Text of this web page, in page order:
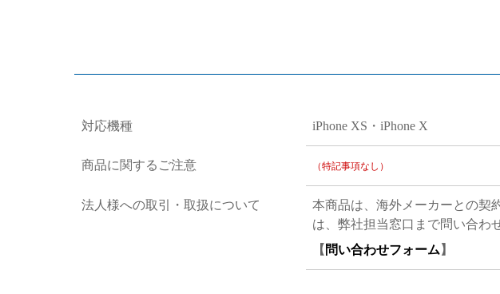
対応機種 iPhone XS・iPhone X
商品に関するご注意 （特記事項なし）
法人様への取引・取扱について
本商品は、海外メーカーとの契
は、弊社担当窓口まで問い合わ
【 問い合わせフォーム 】